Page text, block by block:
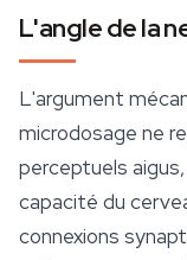
L'angle de la
L'argument
microdosage ne
perceptuels
capacité du
connexions